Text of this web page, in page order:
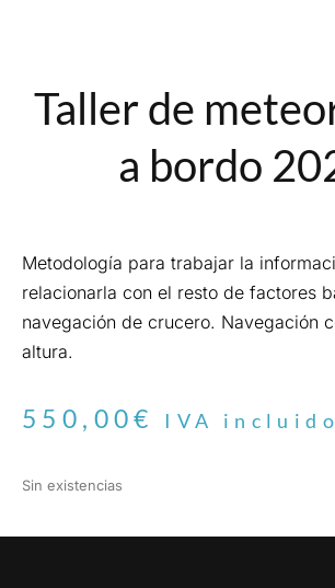
Taller de
a bordo
Metodología para trabajar la
relacionarla con el resto de factores
navegación de crucero. Navegación
altura.
550,00€ IVA incluido
Sin existencias